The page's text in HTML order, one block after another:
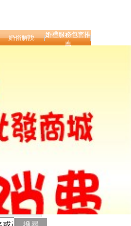
婚俗解說
婚禮服務包套推
薦